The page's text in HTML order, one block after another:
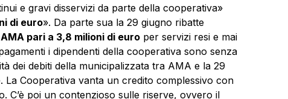
e gravi disservizi da parte della cooperativa»
di euro». Da parte sua la 29 giugno ribatte
pari a 3,8 milioni di europer servizi resi e mai
i dipendenti della cooperativa sono senza
dei debiti della municipalizzata tra AMA e la 29
La Cooperativa vanta un credito complessivo con
C’è poi un contenzioso sulle riserve, ovvero il